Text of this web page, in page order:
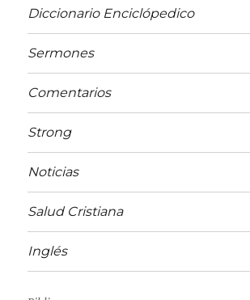
Diccionario Enciclópedico
Sermones
Comentarios
Strong
Noticias
Salud Cristiana
Inglés